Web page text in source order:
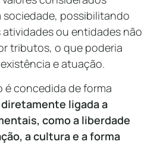
sociedade, possibilitando
ou entidades não
tributos, o que poderia
e atuação.
é concedida de forma
ligada a
como a liberdade
a cultura e a forma